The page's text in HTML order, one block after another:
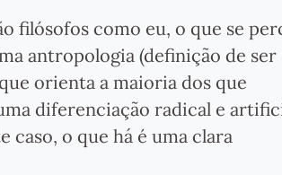
filósofos como eu, o que se
antropologia (definição de ser
orienta a maioria dos que
diferenciação radical e
caso, o que há é uma clara